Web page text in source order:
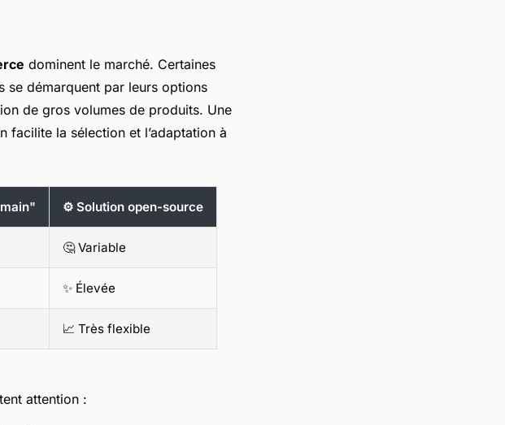
dominent le marché. Certaines
se démarquent par leurs options
de gros volumes de produits. Une
facilite la sélection et l’adaptation à
⚙️ Solution open-source
🤔 Variable
✨ Élevée
📈 Très flexible
attention :